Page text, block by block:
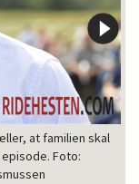
at familien skal
Foto: